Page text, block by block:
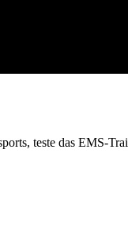
teste das EMS-